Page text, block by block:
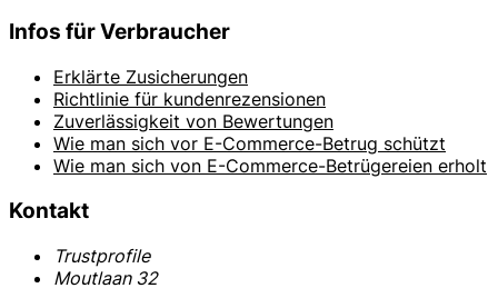
Infos für Verbraucher
Erklärte Zusicherungen
Richtlinie für kundenrezensionen
Zuverlässigkeit von Bewertungen
Wie man sich vor E-Commerce-Betrug schützt
Wie man sich von E-Commerce-Betrügereien erholt
Kontakt
Trustprofile
Moutlaan 32